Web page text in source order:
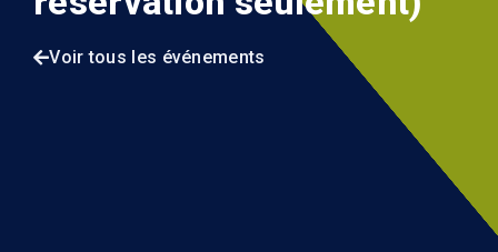
Voir tous les événements